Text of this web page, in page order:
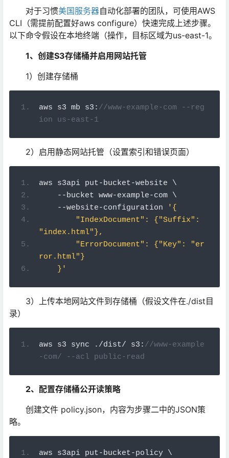
对于习惯美国服务器自动化部署的团队，可使用AWS
CLI（需提前配置好aws configure）快速完成上述步骤。
以下命令假设在本地终端（操作，目标区域为us-east-1。
1、创建S3存储桶并启用网站托管
1）创建存储桶
aws s3 mb s3 : //www-example-com --reg
ion us-east-1
2）启用静态网站托管（设置索引和错误页面）
aws s3api put-bucket-website \
--bucket www-example-com \
--website-configuration
'{
"IndexDocument": {"Suffix":
"index.html"},
"ErrorDocument": {"Key": "er
ror.html"}
}'
3）上传本地网站文件到存储桶（假设文件在./dist目
录）
aws s3 sync ./dist/ s3 : //www-example
-com/ --acl public-read
2、配置存储桶公开读策略
创建文件 policy.json，内容为步骤二中的JSON策
略。
aws s3api put-bucket-policy \